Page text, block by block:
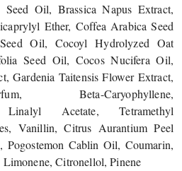
Seed Oil, Brassica Napus Extract,
Ether, Coffea Arabica Seed
Oil, Cocoyl Hydrolyzed Oat
Seed Oil, Cocos Nucifera Oil,
Gardenia Taitensis Flower Extract,
Beta-Caryophyllene,
Linalyl Acetate, Tetramethyl
Vanillin, Citrus Aurantium Peel
Cablin Oil, Coumarin,
Citronellol, Pinene